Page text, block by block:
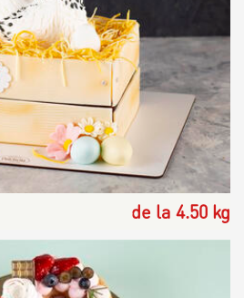
de la 4.50 kg